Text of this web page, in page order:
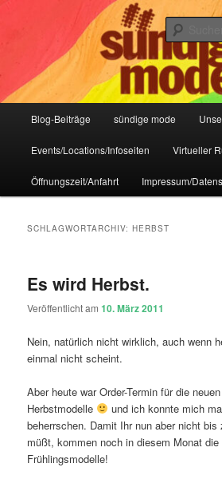
Sündige Mode
IHR Laden für Korsetts, Lifestyle-Mode,
Blog-Beiträge sündige mode
Events/Locations/Infoseiten Virtueller
Öffnungszeit/Anfahrt Impressum/
SCHLAGWORTARCHIV:HERBST
Es wird Herbst.
Veröffentlicht am10. März 2011
Nein, natürlich nicht wirklich, auch wenn
einmal nicht scheint.
Aber heute war Order-Termin für die
Herbstmodelle
und ich konnte mich
beherrschen. Damit Ihr nun aber nicht
müßt, kommen noch in diesem Monat
Frühlingsmodelle!